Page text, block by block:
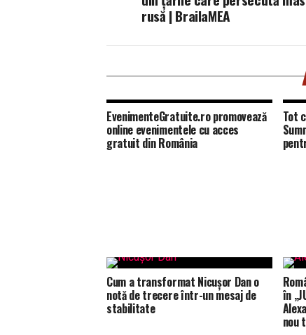
rusă | BrailaMEA
EvenimenteGratuite.ro promovează
online evenimentele cu acces
gratuit din România
Tot
Cum a transformat Nicușor Dan o
notă de trecere într-un mesaj de
stabilitate
în
nou